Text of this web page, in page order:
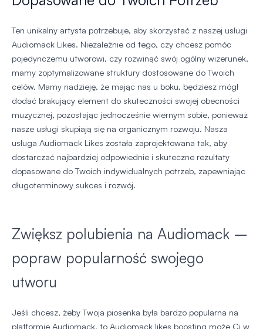
Ten unikalny artysta potrzebuje, aby skorzystać z naszej usługi
Audiomack Likes. Niezależnie od tego, czy chcesz pomóc
pojedynczemu utworowi, czy rozwinąć swój ogólny wizerunek,
mamy zoptymalizowane struktury dostosowane do Twoich
celów. Mamy nadzieję, że mając nas u boku, będziesz mógł
dodać brakujący element do skuteczności swojej obecności
muzycznej, pozostając jednocześnie wiernym sobie, ponieważ
nasze usługi skupiają się na organicznym rozwoju. Nasza
usługa Audiomack Likes została zaprojektowana tak, aby
dostarczać najbardziej odpowiednie i skuteczne rezultaty
dopasowane do Twoich indywidualnych potrzeb, zapewniając
długoterminowy sukces i rozwój.
Zwiększ polubienia na Audiomack –
popraw popularność swojego
utworu
Jeśli chcesz, żeby Twoja piosenka była bardzo popularna na
platformie Audiomack, to Audiomack likes boosting może Ci w